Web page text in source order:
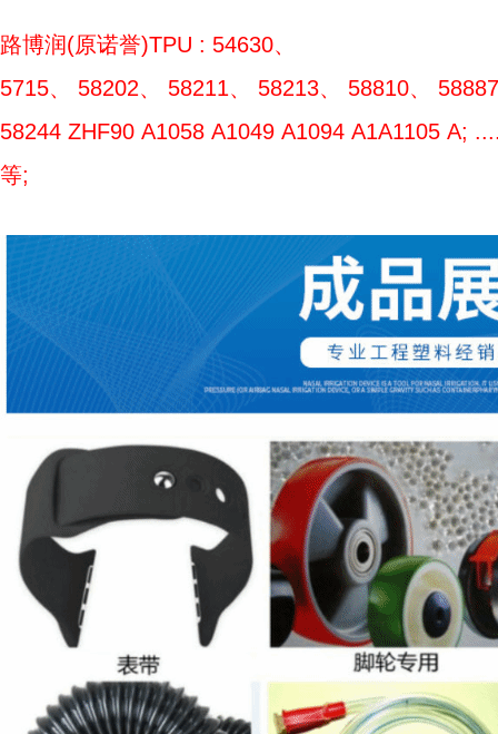
路博润(原诺誉)TPU : 54630、
5715、 58202、 58211、 58213、 58810、
58244 ZHF90 A1058 A1049 A1094 A1A1105 A;
等;